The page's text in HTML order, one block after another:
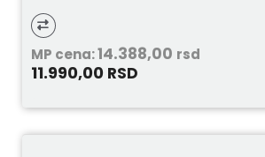
MP cena:14.388,00 rsd
11.990,00 RSD